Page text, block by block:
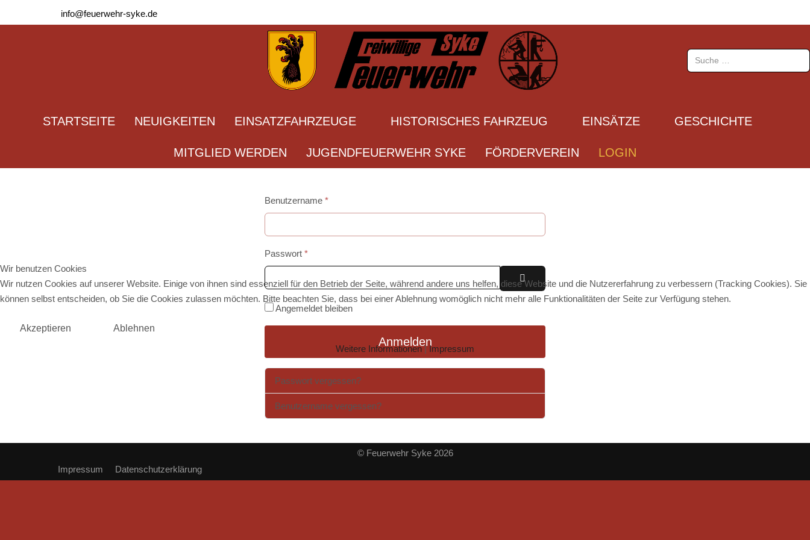
info@feuerwehr-syke.de
Suchen
STARTSEITE NEUIGKEITEN EINSATZFAHRZEUGE HISTORISCHES FAHRZEUG EINSÄTZE GESCHICHTE
MITGLIED WERDEN JUGENDFEUERWEHR SYKE FÖRDERVEREIN LOGIN
Benutzername *
Passwort *
Passwort anzeigen
Angemeldet bleiben
Anmelden
Passwort vergessen?
Benutzername vergessen?
© Feuerwehr Syke 2026
Impressum
Datenschutzerklärung
Wir benutzen Cookies
Wir nutzen Cookies auf unserer Website. Einige von ihnen sind essenziell für den Betrieb der Seite, während andere uns helfen, diese Website und die Nutzererfahrung zu verbessern (Tracking Cookies). Sie
können selbst entscheiden, ob Sie die Cookies zulassen möchten. Bitte beachten Sie, dass bei einer Ablehnung womöglich nicht mehr alle Funktionalitäten der Seite zur Verfügung stehen.
Akzeptieren
Ablehnen
Weitere Informationen|Impressum